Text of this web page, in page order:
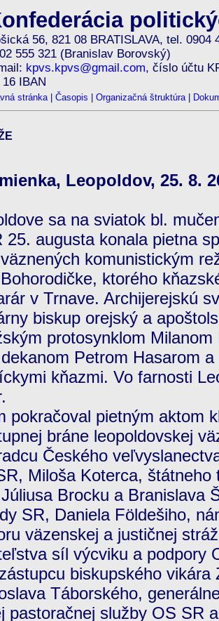
56, 821 08 BRATISLAVA, tel. 0904
555 321 (Branislav Borovský)
kpvs.kpvs@gmail.com, číslo účtu
16 IBAN
stránka| Časopis Organizačná štruktúra|
Leopoldov, 25. 8.
sa na sviatok bl.
25. augusta konala pietna
komunistickým
ktorého
v Trnave. Archijerejskú
biskup orejský a
protosynklom
Petrom Hasarom
kňazmi. Vo farnosti
pietným aktom
bráne leopoldovskej
Českého
Miloša Koterca,
Brocku a Branislava
SR, Daniela Földešiho,
väzenskej a justičnej
síl výcviku a podpory
biskupského
Táborského,
pastoračnej služby OS SR